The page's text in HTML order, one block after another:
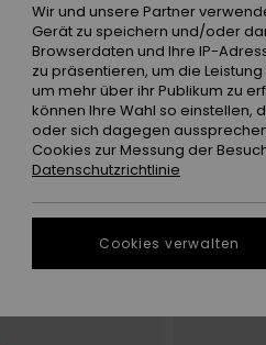
Wir und unsere Partner
Gerät zu speichern und/oder
Browserdaten und Ihre IP-
zu präsentieren, um die
um mehr über ihr Publikum zu
können Ihre Wahl so einstellen,
oder sich dagegen
Cookies zur Messung der
Datenschutzrichtlinie
Cookies verwalten